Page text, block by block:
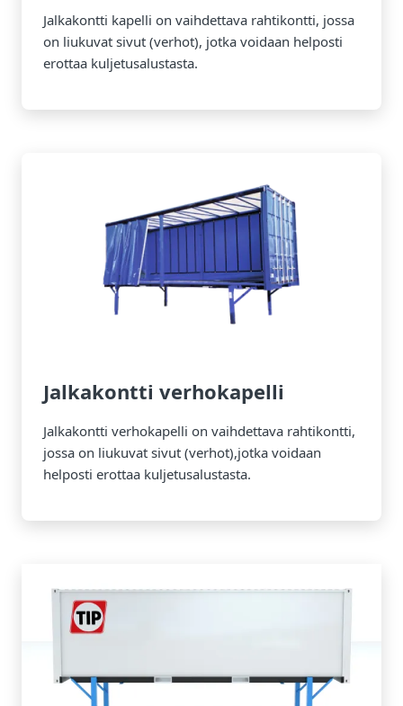
Jalkakontti kapelli on vaihdettava rahtikontti, jossa
on liukuvat sivut (verhot), jotka voidaan helposti
erottaa kuljetusalustasta.
Jalkakontti verhokapelli
Jalkakontti verhokapelli on vaihdettava rahtikontti,
jossa on liukuvat sivut (verhot),jotka voidaan
helposti erottaa kuljetusalustasta.